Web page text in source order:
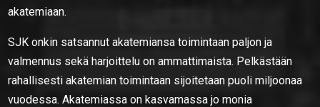
akatemiaan.
SJK onkin satsannut akatemiansa toimintaan paljon ja
valmennus sekä harjoittelu on ammattimaista. Pelkästään
rahallisesti akatemian toimintaan sijoitetaan puoli miljoonaa
vuodessa. Akatemiassa on kasvamassa jo monia